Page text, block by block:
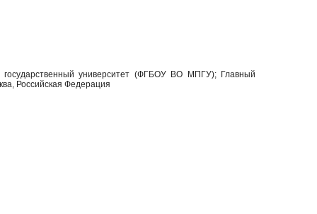
государственный университет (ФГБОУ ВО МПГУ); Главный
Российская Федерация